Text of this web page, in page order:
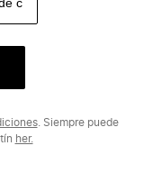
. Siempre puede
her.